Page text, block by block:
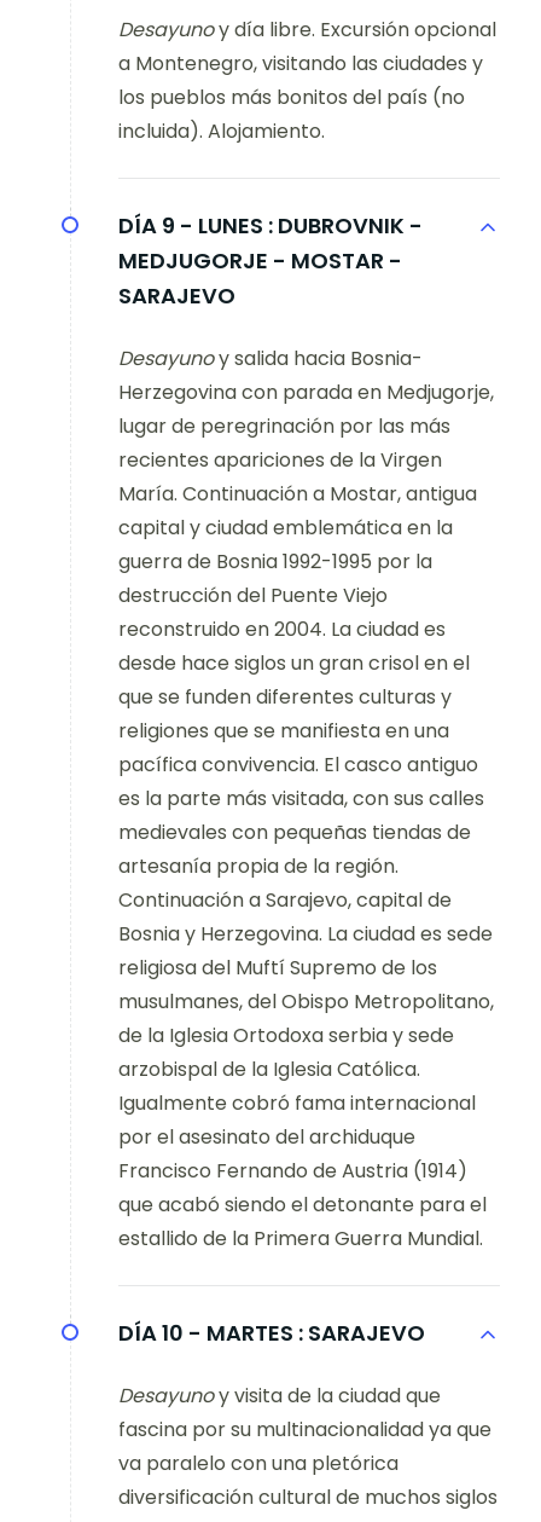
Desayunoy día libre. Excursión opcional
a Montenegro, visitando las ciudades y
los pueblos más bonitos del país (no
incluida). Alojamiento.
DÍA 9 - LUNES : DUBROVNIK -
MEDJUGORJE - MOSTAR -
SARAJEVO
Desayunoy salida hacia Bosnia-
Herzegovina con parada en Medjugorje,
lugar de peregrinación por las más
recientes apariciones de la Virgen
María. Continuación a Mostar, antigua
capital y ciudad emblemática en la
guerra de Bosnia 1992-1995 por la
destrucción del Puente Viejo
reconstruido en 2004. La ciudad es
desde hace siglos un gran crisol en el
que se funden diferentes culturas y
religiones que se manifiesta en una
pacífica convivencia. El casco antiguo
es la parte más visitada, con sus calles
medievales con pequeñas tiendas de
artesanía propia de la región.
Continuación a Sarajevo, capital de
Bosnia y Herzegovina. La ciudad es sede
religiosa del Muftí Supremo de los
musulmanes, del Obispo Metropolitano,
de la Iglesia Ortodoxa serbia y sede
arzobispal de la Iglesia Católica.
Igualmente cobró fama internacional
por el asesinato del archiduque
Francisco Fernando de Austria (1914)
que acabó siendo el detonante para el
estallido de la Primera Guerra Mundial.
DÍA 10 - MARTES : SARAJEVO
Desayunoy visita de la ciudad que
fascina por su multinacionalidad ya que
va paralelo con una pletórica
diversificación cultural de muchos siglos